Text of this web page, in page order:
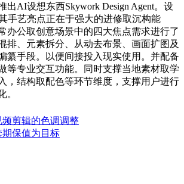
出AI设想东西Skywork Design Agent。设
手艺亮点正在于强大的进修取沉构能
办公取创意场景中的四大焦点需求进行了
排、元素拆分、从动去布景、画面扩图及
纂手段。以便间接投入现实使用。并配备
等专业交互功能。同时支撑当地素材取学
，结构取配色等环节维度，支撑用户进行
。
频剪辑的色调调整
期保值为目标